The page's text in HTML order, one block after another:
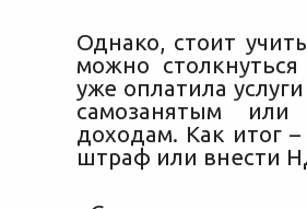
Однако, стоит
можно
уже оплатила
самозанятым
доходам. Как итог
штраф или внести